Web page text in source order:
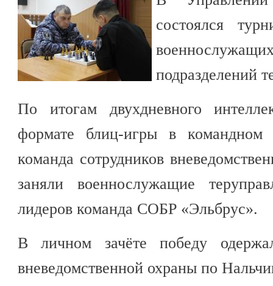
состоялся
подразделений
По итогам двухдневного
формате блиц-игры в командном
команда сотрудников
заняли военнослужащие
лидеров команда СОБР «Эльбрус».
В личном зачёте победу
вневедомственной охраны по